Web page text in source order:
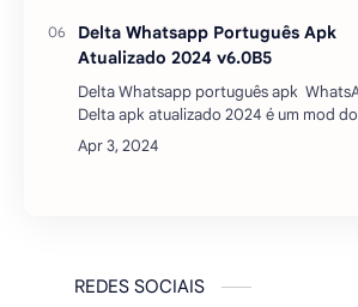
Delta Whatsapp Português Apk
Atualizado 2024 v6.0B5
Delta Whatsapp português apk WhatsApp
Delta apk atualizado 2024 é um mod do
WhatsApp exclusivo que permite
personalizar a interface do WhatsApp e
REDES SOCIAIS